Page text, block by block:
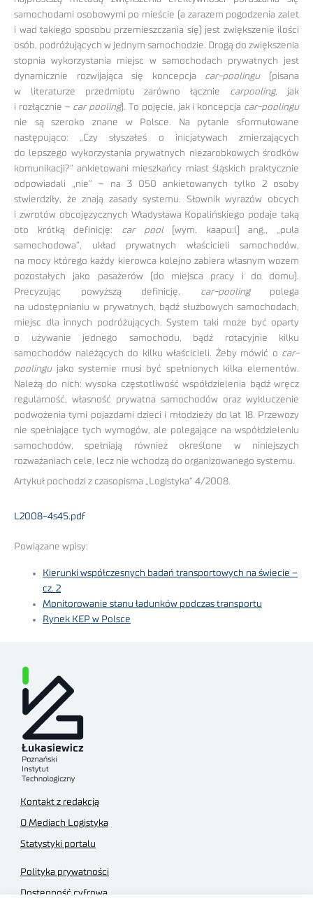
samochodami osobowymi po mieście (a zarazem pogodzenia zalet
i wad takiego sposobu przemieszczania się) jest zwiększenie ilości
osób, podróżujących w jednym samochodzie. Drogą do zwiększenia
stopnia wykorzystania miejsc w samochodach prywatnych jest
dynamicznie rozwijająca się koncepcja car-poolingu (pisana
w literaturze przedmiotu zarówno łącznie carpooling, jak
i rozłącznie – car pooling). To pojęcie, jak i koncepcja car-poolingu
nie są szeroko znane w Polsce. Na pytanie sformułowane
następująco: „Czy słyszałeś o inicjatywach zmierzających
do lepszego wykorzystania prywatnych niezarobkowych środków
komunikacji?” ankietowani mieszkańcy miast śląskich praktycznie
odpowiadali „nie” – na 3 050 ankietowanych tylko 2 osoby
stwierdziły, że znają zasady systemu. Słownik wyrazów obcych
i zwrotów obcojęzycznych Władysława Kopalińskiego podaje taką
oto krótką definicję: car pool
[wym. kaapu:l] ang., „pula
samochodowa”, układ prywatnych właścicieli samochodów,
na mocy którego każdy kierowca kolejno zabiera własnym wozem
pozostałych jako pasażerów (do miejsca pracy i do domu).
Precyzując powyższą definicję,
car-pooling polega
na udostępnianiu w prywatnych, bądź służbowych samochodach,
miejsc dla innych podróżujących. System taki może być oparty
o używanie jednego samochodu, bądź rotacyjnie kilku
samochodów należących do kilku właścicieli. Żeby mówić o car-
poolingu jako systemie musi być spełnionych kilka elementów.
Należą do nich: wysoka częstotliwość współdzielenia bądź wręcz
regularność, własność prywatna samochodów oraz wykluczenie
podwożenia tymi pojazdami dzieci i młodzieży do lat 18. Przewozy
nie spełniające tych wymogów, ale polegające na współdzieleniu
samochodów, spełniają również określone w niniejszych
rozważaniach cele, lecz nie wchodzą do organizowanego systemu.
Artykuł pochodzi z czasopisma „Logistyka” 4/2008.
L2008-4s45.pdf
Powiązane wpisy:
Kierunki współczesnych badań transportowych na świecie –
cz. 2
Monitorowanie stanu ładunków podczas transportu
Rynek KEP w Polsce
Kontakt z redakcją
O Mediach Logistyka
Statystyki portalu
Polityka prywatności
Dostępność cyfrowa